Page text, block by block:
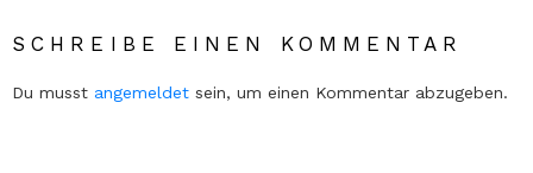
SCHREIBE EINEN KOMMENTAR
Du musst angemeldet sein, um einen Kommentar abzugeben.